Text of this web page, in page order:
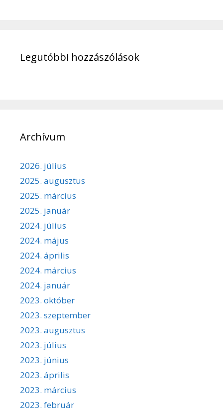
Legutóbbi hozzászólások
Archívum
2026. július
2025. augusztus
2025. március
2025. január
2024. július
2024. május
2024. április
2024. március
2024. január
2023. október
2023. szeptember
2023. augusztus
2023. július
2023. június
2023. április
2023. március
2023. február